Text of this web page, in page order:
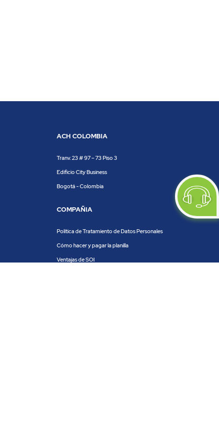
ACH COLOMBIA
Tranv. 23 # 97 – 73 Piso 3
Edificio City Business
Bogotá - Colombia
COMPAÑIA
Política de Tratamiento de Datos Personales
Cómo hacer y pagar la planilla
Ventajas de SOI